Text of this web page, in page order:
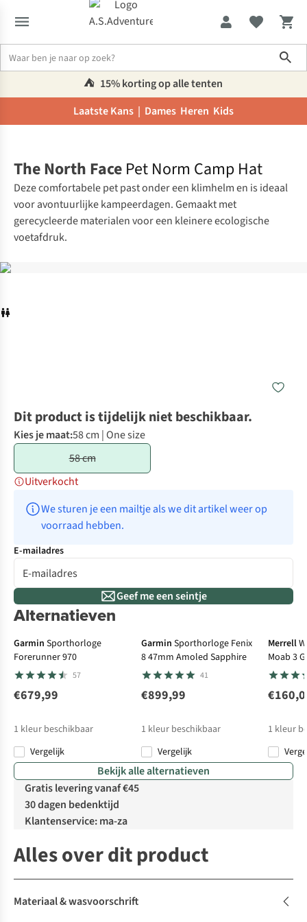
⛺️ 15% korting op alle tenten
Laatste Kans | Dames Heren Kids
The North Face Pet Norm Camp Hat
Deze comfortabele pet past onder een klimhelm en is ideaal
voor avontuurlijke kampeerdagen. Gemaakt met
gerecycleerde materialen voor een kleinere ecologische
voetafdruk.
Dit product is tijdelijk niet beschikbaar.
Kies je maat:58 cm | One size
58 cm
Uitverkocht
We sturen je een mailtje als we dit artikel weer op
voorraad hebben.
E-mailadres
Geef me een seintje
Alternatieven
Garmin Sporthorloge
Forerunner 970
57
€679,99
1 kleur beschikbaar
Vergelijk
Garmin Sporthorloge Fenix
8 47mm Amoled Sapphire
41
€899,99
1 kleur beschikbaar
Vergelijk
Merrell
Moab 3
1 kleur
Bekijk alle alternatieven
Gratis levering vanaf €45
30 dagen bedenktijd
Klantenservice: ma-za
Alles over dit product
Materiaal & wasvoorschrift